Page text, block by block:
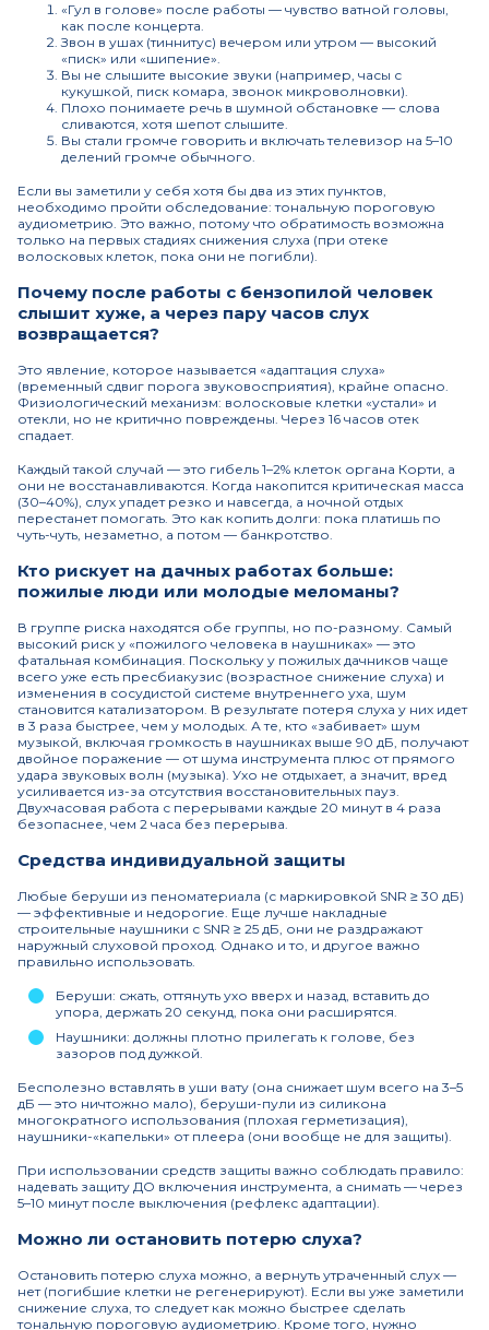
«Гул в голове» после работы — чувство ватной головы,
как после концерта.
Звон в ушах (тиннитус) вечером или утром — высокий
«писк» или «шипение».
Вы не слышите высокие звуки (например, часы с
кукушкой, писк комара, звонок микроволновки).
Плохо понимаете речь в шумной обстановке — слова
сливаются, хотя шепот слышите.
Вы стали громче говорить и включать телевизор на 5–10
делений громче обычного.
Если вы заметили у себя хотя бы два из этих пунктов,
необходимо пройти обследование: тональную пороговую
аудиометрию. Это важно, потому что обратимость возможна
только на первых стадиях снижения слуха (при отеке
волосковых клеток, пока они не погибли).
Почему после работы с бензопилой человек
слышит хуже, а через пару часов слух
возвращается?
Это явление, которое называется «адаптация слуха»
(временный сдвиг порога звуковосприятия), крайне опасно.
Физиологический механизм: волосковые клетки «устали» и
отекли, но не критично повреждены. Через 16 часов отек
спадает.
Каждый такой случай — это гибель 1–2% клеток органа Корти, а
они не восстанавливаются. Когда накопится критическая масса
(30–40%), слух упадет резко и навсегда, а ночной отдых
перестанет помогать. Это как копить долги: пока платишь по
чуть-чуть, незаметно, а потом — банкротство.
Кто рискует на дачных работах больше:
пожилые люди или молодые меломаны?
В группе риска находятся обе группы, но по-разному. Самый
высокий риск у «пожилого человека в наушниках» — это
фатальная комбинация. Поскольку у пожилых дачников чаще
всего уже есть пресбиакузис (возрастное снижение слуха) и
изменения в сосудистой системе внутреннего уха, шум
становится катализатором. В результате потеря слуха у них идет
в 3 раза быстрее, чем у молодых. А те, кто «забивает» шум
музыкой, включая громкость в наушниках выше 90 дБ, получают
двойное поражение — от шума инструмента плюс от прямого
удара звуковых волн (музыка). Ухо не отдыхает, а значит, вред
усиливается из-за отсутствия восстановительных пауз.
Двухчасовая работа с перерывами каждые 20 минут в 4 раза
безопаснее, чем 2 часа без перерыва.
Средства индивидуальной защиты
Любые беруши из пеноматериала (с маркировкой SNR ≥ 30 дБ)
— эффективные и недорогие. Еще лучше накладные
строительные наушники с SNR ≥ 25 дБ, они не раздражают
наружный слуховой проход. Однако и то, и другое важно
правильно использовать.
Беруши: сжать, оттянуть ухо вверх и назад, вставить до
упора, держать 20 секунд, пока они расширятся.
Наушники: должны плотно прилегать к голове, без
зазоров под дужкой.
Бесполезно вставлять в уши вату (она снижает шум всего на 3–5
дБ — это ничтожно мало), беруши-пули из силикона
многократного использования (плохая герметизация),
наушники-«капельки» от плеера (они вообще не для защиты).
При использовании средств защиты важно соблюдать правило:
надевать защиту ДО включения инструмента, а снимать — через
5–10 минут после выключения (рефлекс адаптации).
Можно ли остановить потерю слуха?
Остановить потерю слуха можно, а вернуть утраченный слух —
нет (погибшие клетки не регенерируют). Если вы уже заметили
снижение слуха, то следует как можно быстрее сделать
тональную пороговую аудиометрию. Кроме того, нужно